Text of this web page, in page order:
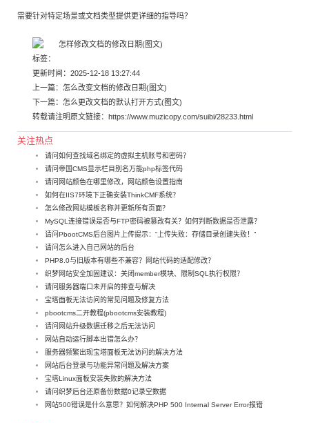
需要针对特定场景或文档类型提供更详细的指导吗？
标签：
更新时间：2025-12-18 13:27:44
上一篇： 怎么改变文档的修改日期(图文)
下一篇： 怎么更改文档的默认打开方式(图文)
转载请注明原文链接： https://www.muzicopy.com/suibi/28233.html
关注热点
请问如何查找域名绑定的虚拟主机账号和密码？
请问帝国CMS显示栏目别名万能php标签代码
请问网站颜色在哪里修改，网站颜色设置指南
如何在IIS7环境下正确安装ThinkCMF系统？
怎么修改网站模板名称并更新所有页面？
MySQL连接错误是否与FTP密码被篡改有关？如何判断数据是否泄露？
请问PbootCMS后台图片上传提示：“上传失败：存储目录创建失败！”
请问怎么进入自己网站的后台
PHP8.0与旧版本有哪些不兼容？网站代码的适配修改？
织梦网站安全加固建议：关闭member模块、限制SQL执行权限？
请问服务器端口未开启的排查与解决
宝塔面板无法访问的常见问题及修复方法
pbootcms二开教程(pbootcms安装教程)
请问网站升级数据迁移之后无法访问
网站自动运行脚本出错怎么办？
服务器频繁出现宝塔面板无法访问的解决方法
网站后台登录与功能异常问题及解决方案
宝塔Linux面板安装失败的解决方法
请问织梦后台还原备份数据0记录空数据
网站500错误是什么意思？如何解决PHP 500 Internal Server Error报错